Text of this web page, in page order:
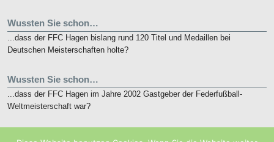
Wussten Sie schon…
...dass der FFC Hagen bislang rund 120 Titel und Medaillen bei
Deutschen Meisterschaften holte?
Wussten Sie schon…
...dass der FFC Hagen im Jahre 2002 Gastgeber der Federfußball-
Weltmeisterschaft war?